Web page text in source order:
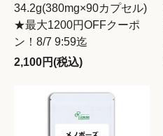
34.2g(380mg×90カプセル)
★最大1200円OFFクーポ
ン！8/7 9:59迄
2,100円(税込)